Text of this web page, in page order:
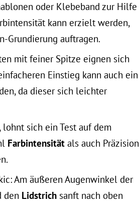
oder Klebeband zur Hilfe
kann erzielt werden,
Grundierung auftragen.
mit feiner Spitze eignen sich
Einstieg kann auch ein
da dieser sich leichter
sich ein Test auf dem
Farbintensität als auch Präzision
Am äußeren Augenwinkel der
den Lidstrich sanft nach oben